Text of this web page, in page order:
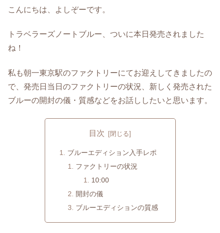
こんにちは、よしぞーです。
トラベラーズノートブルー、ついに本日発売されました
ね！
私も朝一東京駅のファクトリーにてお迎えしてきましたの
で、発売日当日のファクトリーの状況、新しく発売された
ブルーの開封の儀・質感などをお話ししたいと思います。
目次
ブルーエディション入手レポ
ファクトリーの状況
10:00
開封の儀
ブルーエディションの質感